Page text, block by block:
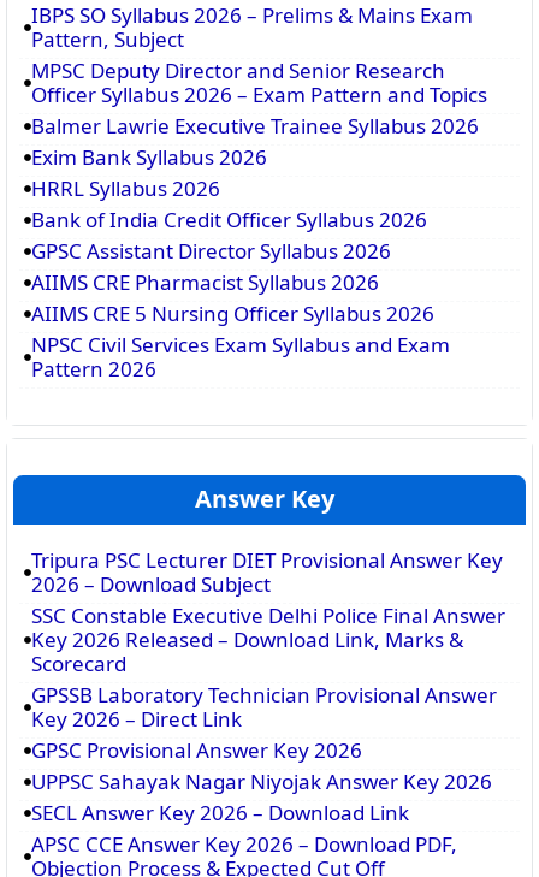
IBPS SO Syllabus 2026 – Prelims & Mains Exam
Pattern, Subject
MPSC Deputy Director and Senior Research
Officer Syllabus 2026 – Exam Pattern and Topics
Balmer Lawrie Executive Trainee Syllabus 2026
Exim Bank Syllabus 2026
HRRL Syllabus 2026
Bank of India Credit Officer Syllabus 2026
GPSC Assistant Director Syllabus 2026
AIIMS CRE Pharmacist Syllabus 2026
AIIMS CRE 5 Nursing Officer Syllabus 2026
NPSC Civil Services Exam Syllabus and Exam
Pattern 2026
Answer Key
Tripura PSC Lecturer DIET Provisional Answer Key
2026 – Download Subject
SSC Constable Executive Delhi Police Final Answer
Key 2026 Released – Download Link, Marks &
Scorecard
GPSSB Laboratory Technician Provisional Answer
Key 2026 – Direct Link
GPSC Provisional Answer Key 2026
UPPSC Sahayak Nagar Niyojak Answer Key 2026
SECL Answer Key 2026 – Download Link
APSC CCE Answer Key 2026 – Download PDF,
Objection Process & Expected Cut Off